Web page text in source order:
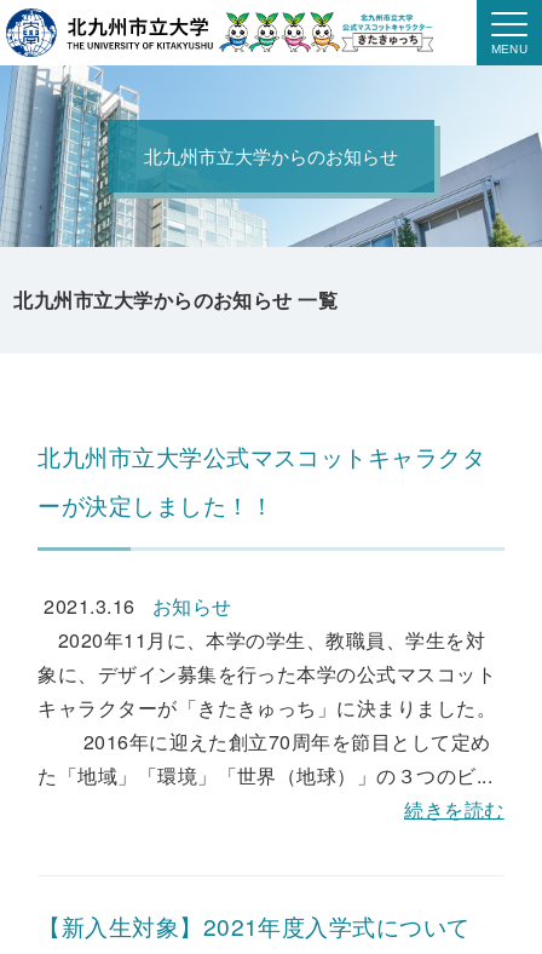
北九州市立大学からのお知らせ
北九州市立大学からのお知らせ 一覧
北九州市立大学公式マスコットキャラクタ
ーが決定しました！！
2021.3.16
お知らせ
2020年11月に、本学の学生、教職員、学生を対
象に、デザイン募集を行った本学の公式マスコット
キャラクターが「きたきゅっち」に決まりました。
2016年に迎えた創立70周年を節目として定め
た「地域」「環境」「世界（地球）」の３つのビ...
続きを読む
【新入生対象】2021年度入学式について